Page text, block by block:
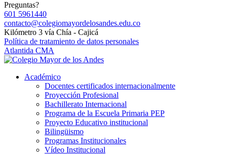
Preguntas?
601 5961440
contacto@colegiomayordelosandes.edu.co
Kilómetro 3 vía Chía - Cajicá
Política de tratamiento de datos personales
Atlantida CMA
Académico
Docentes certificados internacionalmente
Proyección Profesional
Bachillerato Internacional
Programa de la Escuela Primaria PEP
Proyecto Educativo institucional
Bilingüismo
Programas Institucionales
Vídeo Institucional